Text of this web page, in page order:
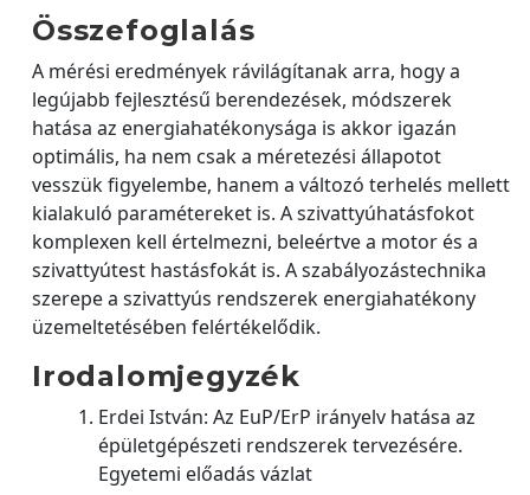
Összefoglalás
A mérési eredmények rávilágítanak arra, hogy a
legújabb fejlesztésű berendezések, módszerek
hatása az energiahatékonysága is akkor igazán
optimális, ha nem csak a méretezési állapotot
vesszük figyelembe, hanem a változó terhelés mellett
kialakuló paramétereket is. A szivattyúhatásfokot
komplexen kell értelmezni, beleértve a motor és a
szivattyútest hastásfokát is. A szabályozástechnika
szerepe a szivattyús rendszerek energiahatékony
üzemeltetésében felértékelődik.
Irodalomjegyzék
Erdei István: Az EuP/ErP irányelv hatása az
épületgépészeti rendszerek tervezésére.
Egyetemi előadás vázlat